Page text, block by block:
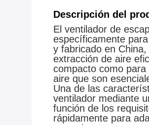
Descripción del
El ventilador de
específicamente
y fabricado en
extracción de aire
compacto como
aire que son
Una de las
ventilador mediante
función de los
rápidamente para